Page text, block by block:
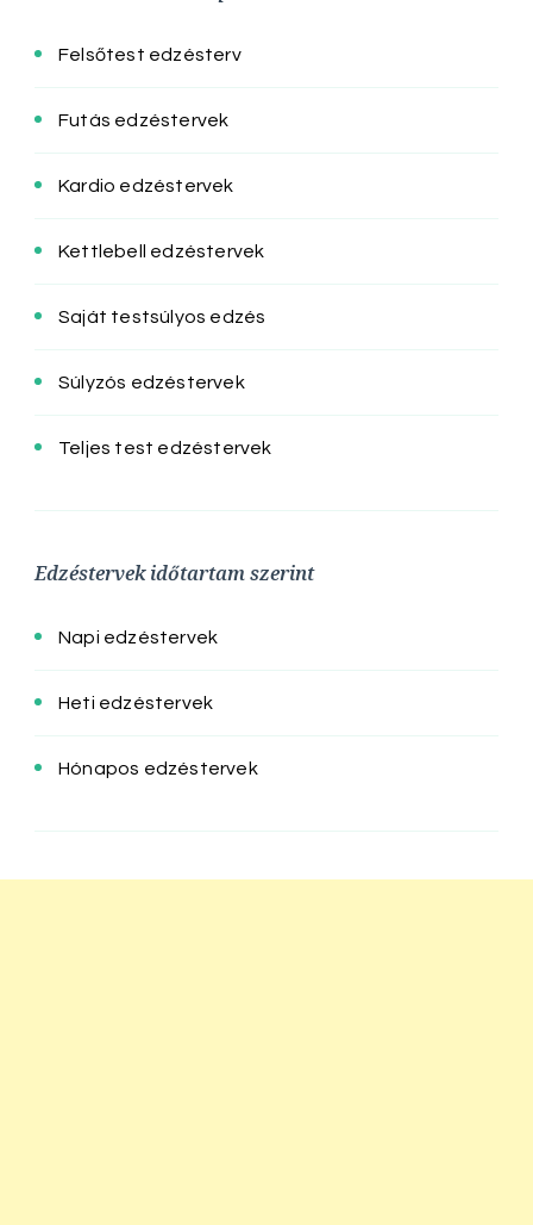
Felsőtest edzésterv
Futás edzéstervek
Kardio edzéstervek
Kettlebell edzéstervek
Saját testsúlyos edzés
Súlyzós edzéstervek
Teljes test edzéstervek
Edzéstervek időtartam szerint
Napi edzéstervek
Heti edzéstervek
Hónapos edzéstervek